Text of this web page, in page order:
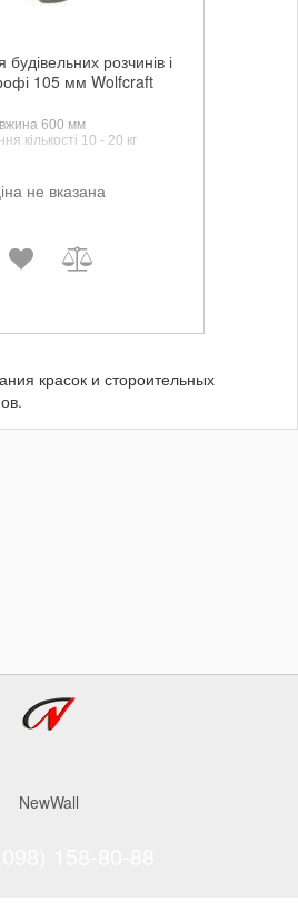
будівельних розчинів і
105 мм Wolfcraft
600 мм
кількості 10 - 20 кг
не вказана
красок и стороительных
NewWall